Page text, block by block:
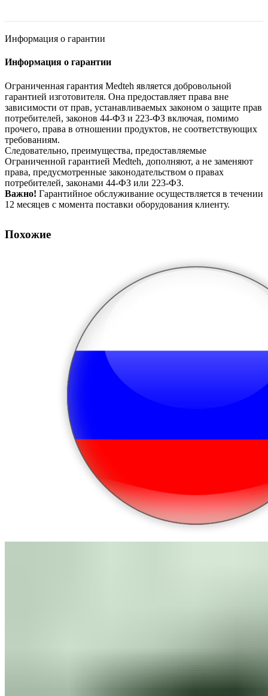
Информация о гарантии
Информация о гарантии
Ограниченная гарантия Medteh является добровольной
гарантией изготовителя. Она предоставляет права вне
зависимости от прав, устанавливаемых законом о защите прав
потребителей, законов 44-ФЗ и 223-ФЗ включая, помимо
прочего, права в отношении продуктов, не соответствующих
требованиям.
Следовательно, преимущества, предоставляемые
Ограниченной гарантией Medteh, дополняют, а не заменяют
права, предусмотренные законодательством о правах
потребителей, законами 44-ФЗ или 223-ФЗ.
Важно! Гарантийное обслуживание осуществляется в течении
12 месяцев с момента поставки оборудования клиенту.
Похожие